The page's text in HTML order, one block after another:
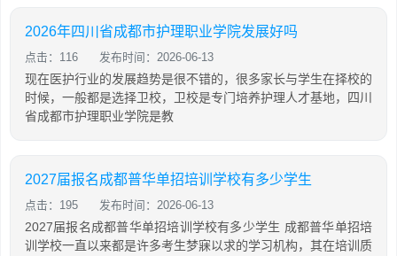
2026年四川省成都市护理职业学院发展好吗
点击：116 发布时间：2026-06-13
现在医护行业的发展趋势是很不错的，很多家长与学生在择校的
时候，一般都是选择卫校，卫校是专门培养护理人才基地，四川
省成都市护理职业学院是教
2027届报名成都普华单招培训学校有多少学生
点击：195 发布时间：2026-06-13
2027届报名成都普华单招培训学校有多少学生 成都普华单招培
训学校一直以来都是许多考生梦寐以求的学习机构，其在培训质